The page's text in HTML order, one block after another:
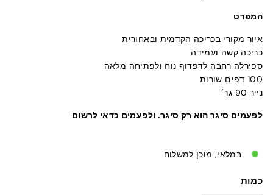
המפרט
איור מקורי בכריכה הקדמית ובאחורית
כריכה קשה ועמידה
ספירלה רחבה לדפדוף נוח ולפתיחה מלאה
100 דפים שורות
נייר 90 גר׳
לפעמים סיגר הוא רק סיגר. ולפעמים כדאי לרשום
במלאי, מוכן למשלוח
כמות